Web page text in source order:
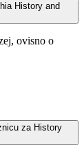
History and
ovisno o
za History